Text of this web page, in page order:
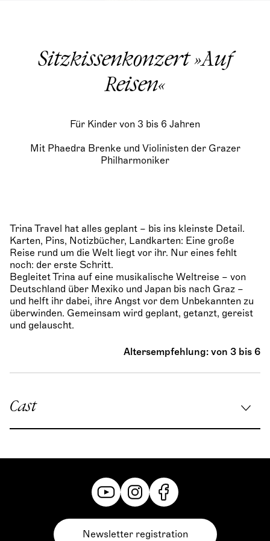
Sitzkissenkonzert »Auf
Reisen«
Für Kinder von 3 bis 6 Jahren
Mit Phaedra Brenke und Violinisten der Grazer
Philharmoniker
Trina Travel hat alles geplant – bis ins kleinste Detail.
Karten, Pins, Notizbücher, Landkarten: Eine große
Reise rund um die Welt liegt vor ihr. Nur eines fehlt
noch: der erste Schritt.
Begleitet Trina auf eine musikalische Weltreise – von
Deutschland über Mexiko und Japan bis nach Graz –
und helft ihr dabei, ihre Angst vor dem Unbekannten zu
überwinden. Gemeinsam wird geplant, getanzt, gereist
und gelauscht.
Altersempfehlung: von 3 bis 6
Cast
Karl Kolumbus (Violine): Caius Hiticaș
Martin Magellan (Violine): Simon Petek
Henrie Humboldt (Violine): Teruhisa Hiraki
Trina Travel:
Phaedra Brenke
Newsletter registration